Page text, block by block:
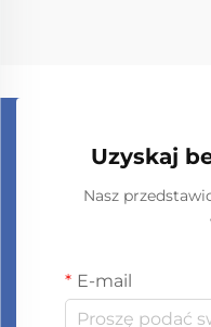
Uzyskaj
Nasz
E-mail